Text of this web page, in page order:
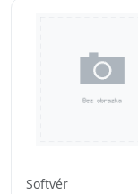
Softvér